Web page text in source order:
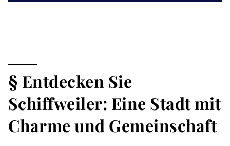
§ Entdecken Sie
Schiffweiler: Eine Stadt mit
Charme und Gemeinschaft